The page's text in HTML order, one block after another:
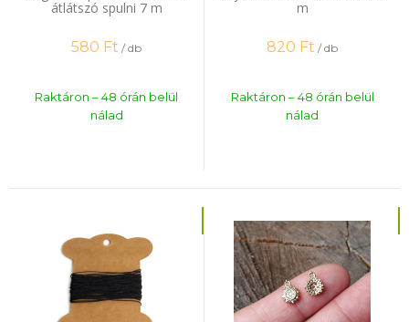
átlátszó spulni 7 m
580 Ft / db
Raktáron – 48 órán belül
nálad
m
820 Ft / db
Raktáron – 48 órán belül
nálad